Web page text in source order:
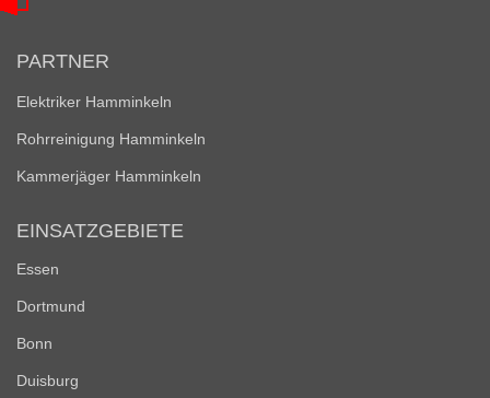
PARTNER
Elektriker Hamminkeln
Rohrreinigung Hamminkeln
Kammerjäger Hamminkeln
EINSATZGEBIETE
Essen
Dortmund
Bonn
Duisburg